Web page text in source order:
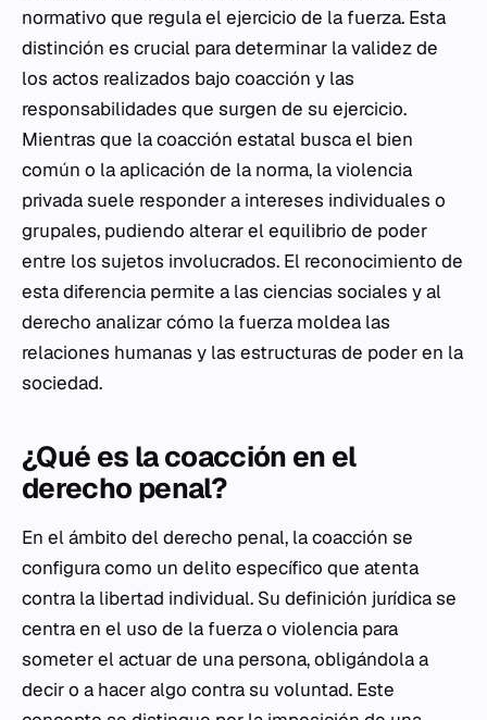
normativo que regula el ejercicio de la fuerza. Esta
distinción es crucial para determinar la validez de
los actos realizados bajo coacción y las
responsabilidades que surgen de su ejercicio.
Mientras que la coacción estatal busca el bien
común o la aplicación de la norma, la violencia
privada suele responder a intereses individuales o
grupales, pudiendo alterar el equilibrio de poder
entre los sujetos involucrados. El reconocimiento de
esta diferencia permite a las ciencias sociales y al
derecho analizar cómo la fuerza moldea las
relaciones humanas y las estructuras de poder en la
sociedad.
¿Qué es la coacción en el
derecho penal?
En el ámbito del derecho penal, la coacción se
configura como un delito específico que atenta
contra la libertad individual. Su definición jurídica se
centra en el uso de la fuerza o violencia para
someter el actuar de una persona, obligándola a
decir o a hacer algo contra su voluntad. Este